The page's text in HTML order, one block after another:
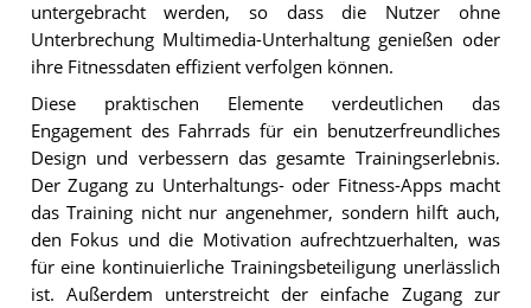
untergebracht werden, so dass die Nutzer ohne
Unterbrechung Multimedia-Unterhaltung genießen oder
ihre Fitnessdaten effizient verfolgen können.
Diese praktischen Elemente verdeutlichen das
Engagement des Fahrrads für ein benutzerfreundliches
Design und verbessern das gesamte Trainingserlebnis.
Der Zugang zu Unterhaltungs- oder Fitness-Apps macht
das Training nicht nur angenehmer, sondern hilft auch,
den Fokus und die Motivation aufrechtzuerhalten, was
für eine kontinuierliche Trainingsbeteiligung unerlässlich
ist. Außerdem unterstreicht der einfache Zugang zur